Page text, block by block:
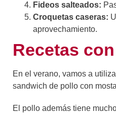
Fideos salteados:
Croquetas caseras:
aprovechamiento.
Recetas
En el verano, vamos a
sandwich de pollo con
El pollo además tiene